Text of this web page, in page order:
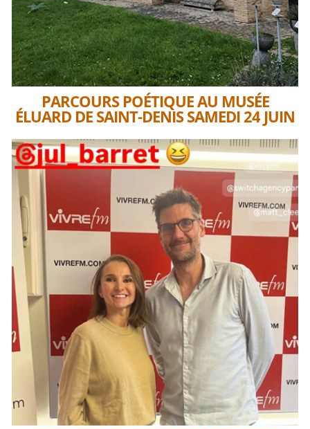
PARCOURS POÉTIQUE AU MUSÉE
ÉLUARD DE SAINT-DENIS SAMEDI 24 JUIN